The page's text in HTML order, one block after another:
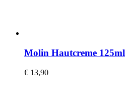
Molin Hautcreme 125ml
€ 13,90